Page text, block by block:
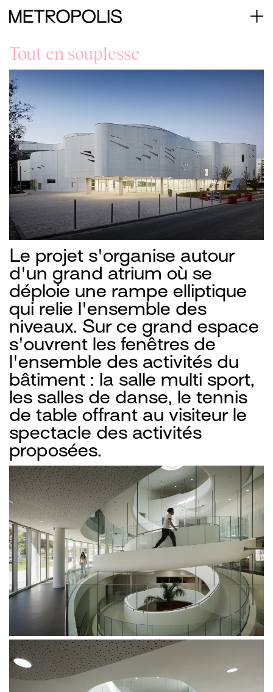
Tout en souplesse
Le projet s'organise autour
d'un grand atrium où se
déploie une rampe elliptique
qui relie l'ensemble des
niveaux. Sur ce grand espace
s'ouvrent les fenêtres de
l'ensemble des activités du
bâtiment : la salle multi sport,
les salles de danse, le tennis
de table offrant au visiteur le
spectacle des activités
proposées.